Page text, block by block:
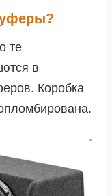
те
в
Коробка